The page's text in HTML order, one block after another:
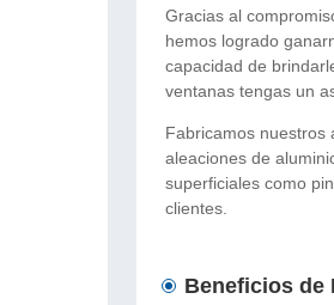
Gracias al
hemos logrado
capacidad de
ventanas tengas un
Fabricamos nuestros
aleaciones de
superficiales como
clientes.
Beneficios de